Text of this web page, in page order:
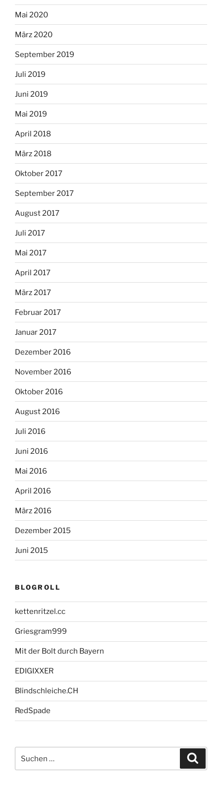
Mai 2020
März 2020
September 2019
Juli 2019
Juni 2019
Mai 2019
April 2018
März 2018
Oktober 2017
September 2017
August 2017
Juli 2017
Mai 2017
April 2017
März 2017
Februar 2017
Januar 2017
Dezember 2016
November 2016
Oktober 2016
August 2016
Juli 2016
Juni 2016
Mai 2016
April 2016
März 2016
Dezember 2015
Juni 2015
BLOGROLL
kettenritzel.cc
Griesgram999
Mit der Bolt durch Bayern
EDIGIXXER
Blindschleiche.CH
RedSpade
nach: